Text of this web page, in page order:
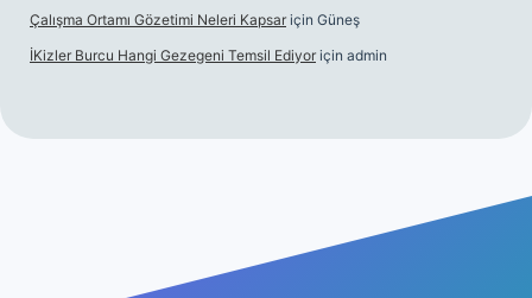
Çalışma Ortamı Gözetimi Neleri Kapsar için Güneş
İKizler Burcu Hangi Gezegeni Temsil Ediyor için admin